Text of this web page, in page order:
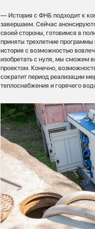
— История с ФНБ подходит к
завершаем. Сейчас
своей стороны, готовимся в
приняты трехлетние программы
история с возможностью
изобретать с нуля, мы сможем
проектом. Конечно,
сократит период реализации
теплоснабжения и горячего